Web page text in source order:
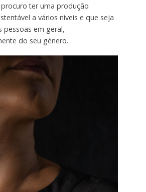
ter uma produção
a vários níveis e que seja
pessoas em geral,
do seu género.